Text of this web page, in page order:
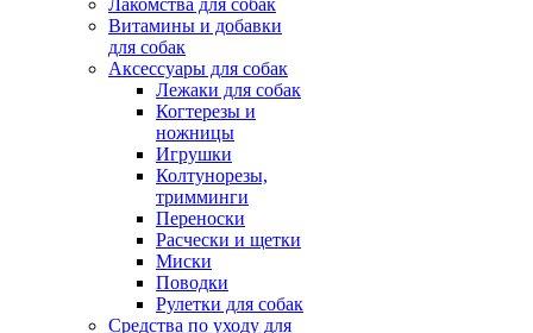
Лакомства для собак
Витамины и добавки
для собак
Аксессуары для собак
Лежаки для собак
Когтерезы и
ножницы
Игрушки
Колтунорезы,
тримминги
Переноски
Расчески и щетки
Миски
Поводки
Рулетки для собак
Средства по уходу для